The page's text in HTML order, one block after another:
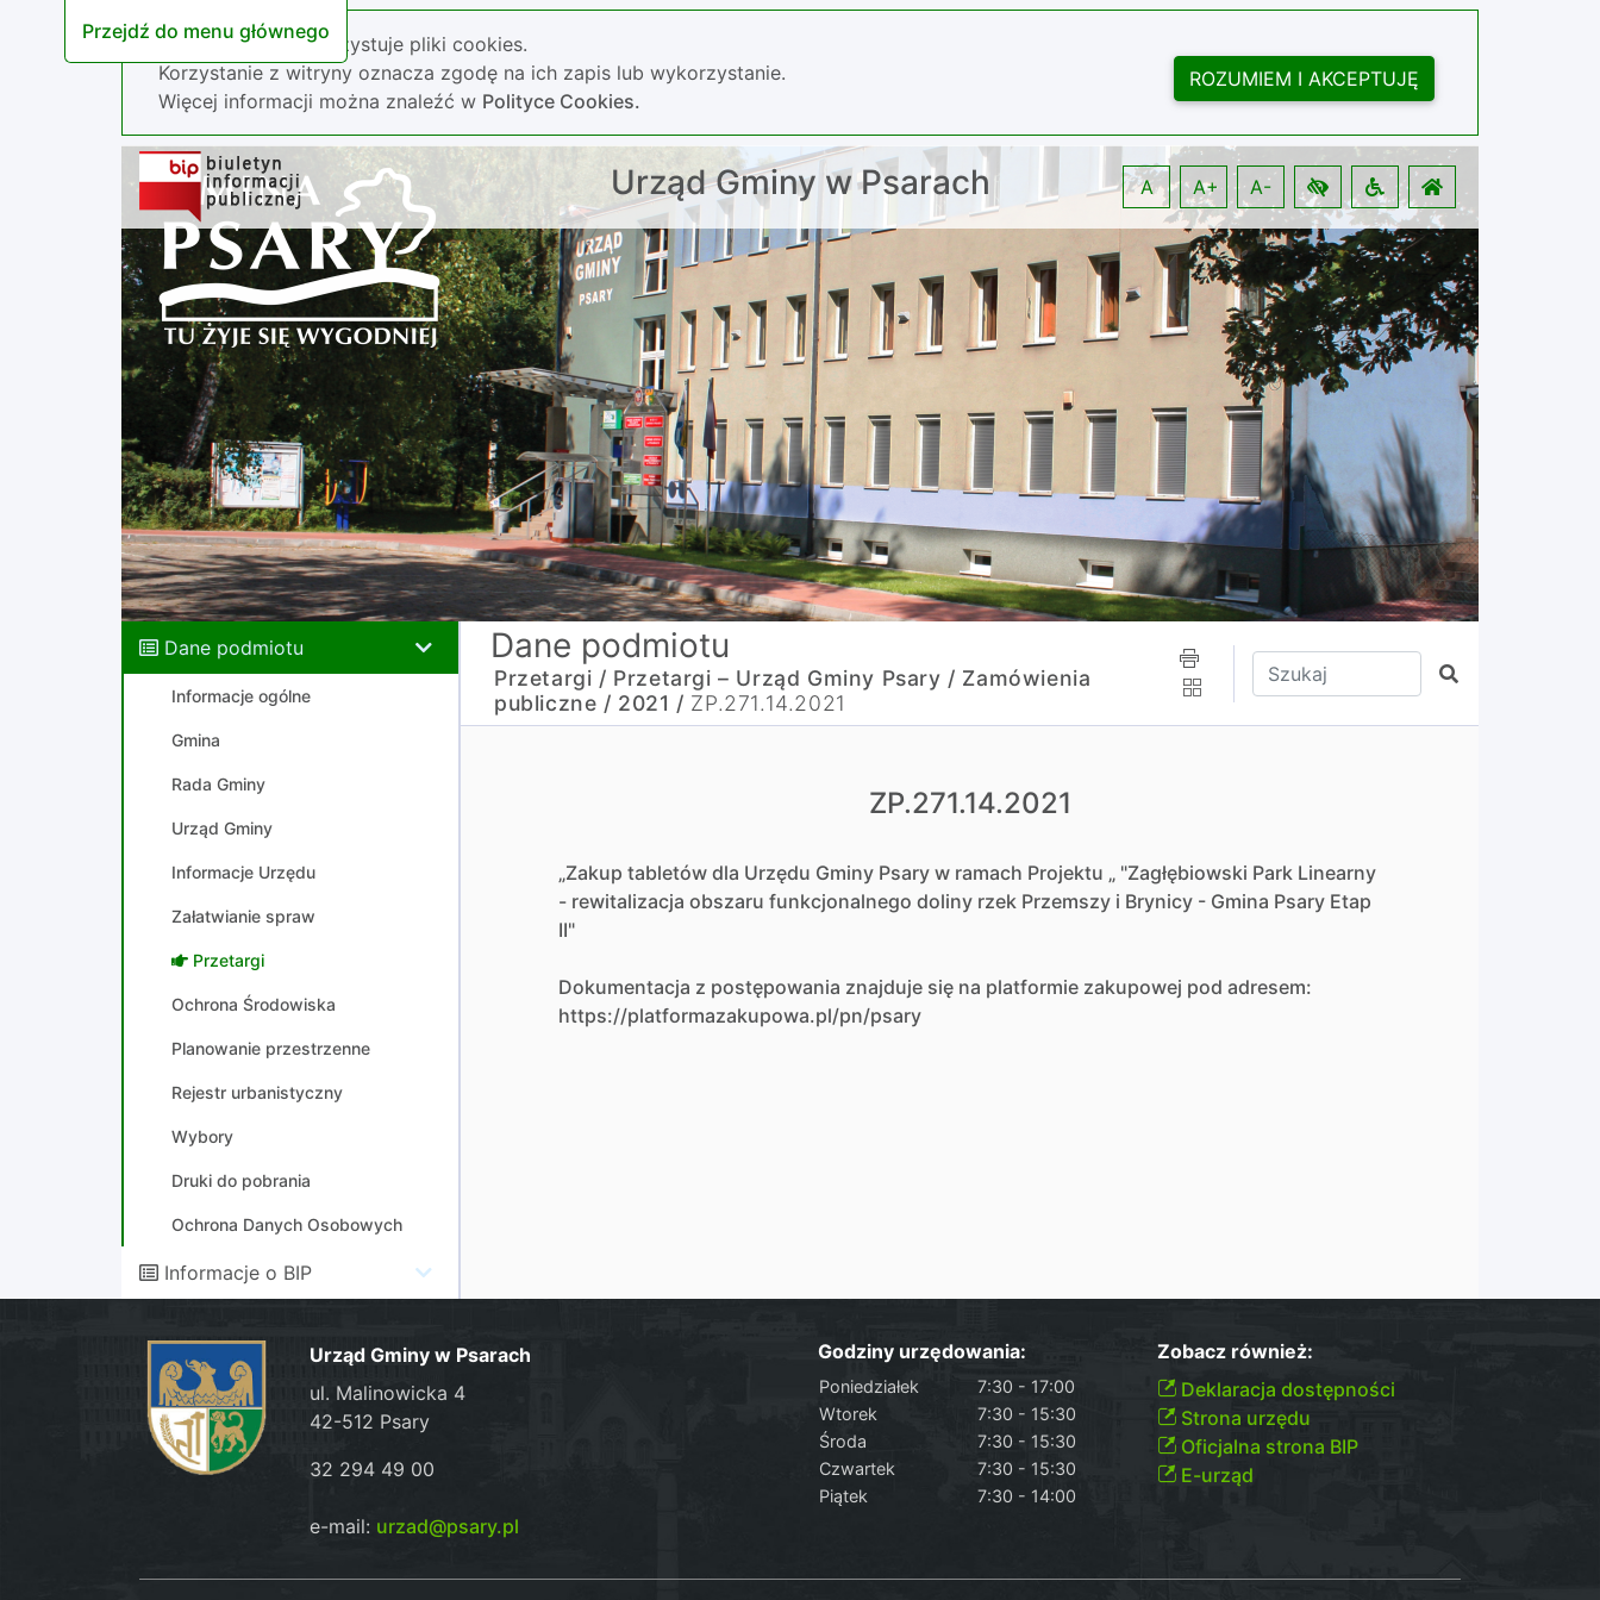
Przejdź do menu głównego
Nasza strona wykorzystuje pliki cookies.
Korzystanie z witryny oznacza zgodę na ich zapis lub wykorzystanie.
Więcej informacji można znaleźć w Polityce Cookies.
ROZUMIEM I AKCEPTUJĘ
Urząd Gminy w Psarach A A+ A-
Dane podmiotu
Informacje ogólne
Gmina
Rada Gminy
Urząd Gminy
Informacje Urzędu
Załatwianie spraw
Przetargi
Ochrona Środowiska
Planowanie przestrzenne
Rejestr urbanistyczny
Wybory
Druki do pobrania
Ochrona Danych Osobowych
Informacje o BIP
Dane podmiotu
Przetargi / Przetargi – Urząd Gminy Psary / Zamówienia
publiczne / 2021 / ZP.271.14.2021
Wpisz tekst do wyszukania
Szukaj
ZP.271.14.2021
„Zakup tabletów dla Urzędu Gminy Psary w ramach Projektu „ "Zagłębiowski Park Linearny
- rewitalizacja obszaru funkcjonalnego doliny rzek Przemszy i Brynicy - Gmina Psary Etap
II"
Dokumentacja z postępowania znajduje się na platformie zakupowej pod adresem:
https://platformazakupowa.pl/pn/psary
Urząd Gminy w Psarach
ul. Malinowicka 4
42-512 Psary
32 294 49 00
e-mail: urzad@psary.pl
Godziny urzędowania:
Poniedziałek
7:30 - 17:00
Wtorek
7:30 - 15:30
Środa
7:30 - 15:30
Czwartek
7:30 - 15:30
Piątek
7:30 - 14:00
Zobacz również:
Deklaracja dostępności
Strona urzędu
Oficjalna strona BIP
E-urząd